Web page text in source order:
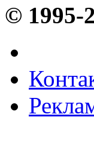
© 1995-